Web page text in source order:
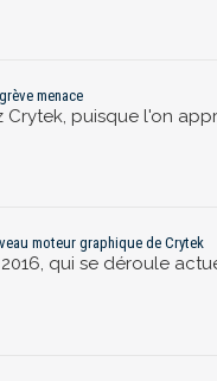
menace
puisque l'on
moteur graphique de Crytek
qui se déroule